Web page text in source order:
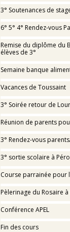
3° Soutenances de
6° 5° 4° Rendez-vous
Remise du diplôme du
élèves de 3°
Semaine banque
Vacances de Toussaint
3° Soirée retour de
Réunion de parents
3° Rendez-vous
3° sortie scolaire à
Course parrainée pour
Pèlerinage du Rosaire
Conférence APEL
Fin des cours